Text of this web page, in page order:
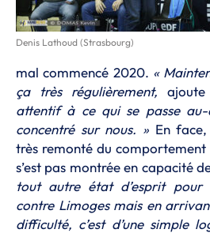
Denis Lathoud (Strasbourg)
mal commencé 2020. «
ça très régulièrement, ajoute
attentif à ce qui se passe au-
concentré sur nous. »En face,
très remonté du comportement
s’est pas montrée en capacité
tout autre état d’esprit pour
contre Limoges mais en
difficulté, c’est d’une simple